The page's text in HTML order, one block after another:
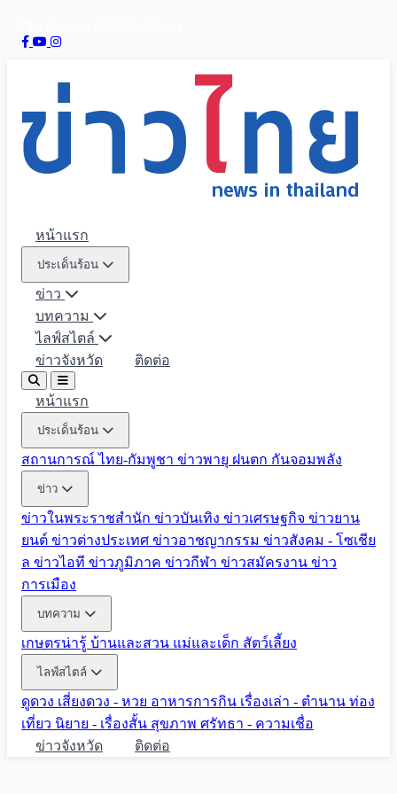
หน้าแรก
ประเด็นร้อน
ข่าว
บทความ
ไลฟ์สไตล์
ข่าวจังหวัด
ติดต่อ
หน้าแรก
ประเด็นร้อน
สถานการณ์ ไทย-กัมพูชา ข่าวพายุ ฝนตก กันจอมพลัง
ข่าว
ข่าวในพระราชสำนัก ข่าวบันเทิง ข่าวเศรษฐกิจ ข่าวยาน
ยนต์ ข่าวต่างประเทศ ข่าวอาชญากรรม ข่าวสังคม - โซเชีย
ล ข่าวไอที ข่าวภูมิภาค ข่าวกีฬา ข่าวสมัครงาน ข่าว
การเมือง
บทความ
เกษตรน่ารู้ บ้านและสวน แม่และเด็ก สัตว์เลี้ยง
ไลฟ์สไตล์
ดูดวง เสี่ยงดวง - หวย อาหารการกิน เรื่องเล่า - ตำนาน ท่อง
เที่ยว นิยาย - เรื่องสั้น สุขภาพ ศรัทธา - ความเชื่อ
ข่าวจังหวัด
ติดต่อ